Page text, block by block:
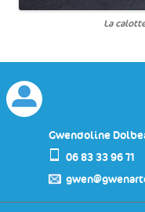
La
Gwendoline
06 83 33 96 71